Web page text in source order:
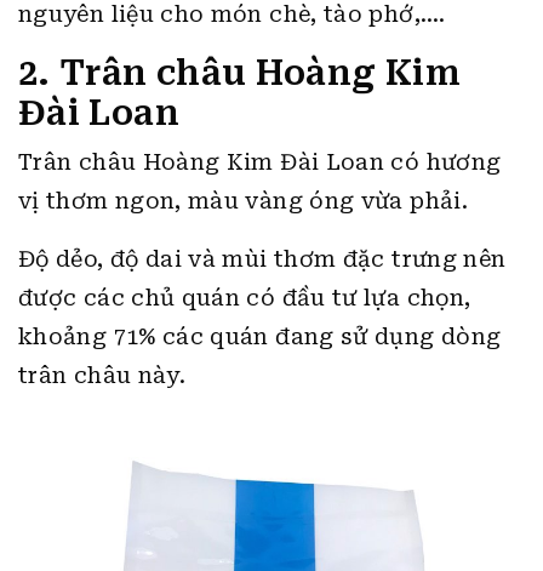
nguyên liệu cho món chè, tào phớ,….
2. Trân châu Hoàng Kim
Đài Loan
Trân châu Hoàng Kim Đài Loan có hương
vị thơm ngon, màu vàng óng vừa phải.
Độ dẻo, độ dai và mùi thơm đặc trưng nên
được các chủ quán có đầu tư lựa chọn,
khoảng 71% các quán đang sử dụng dòng
trân châu này.